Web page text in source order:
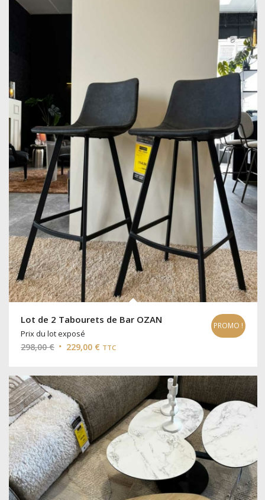
Lot de 2 Tabourets de Bar OZAN
Prix du lot exposé
298,00€ Le
initial
était :
298,00 €.
229,00 € Le
actuel
est :
229,00 €.
TTC
PROMO !